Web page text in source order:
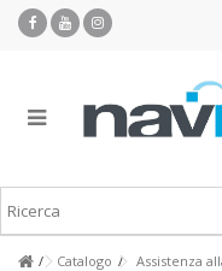
Catalogo Assistenza